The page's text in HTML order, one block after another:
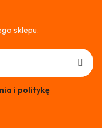
sklepu.
i politykę